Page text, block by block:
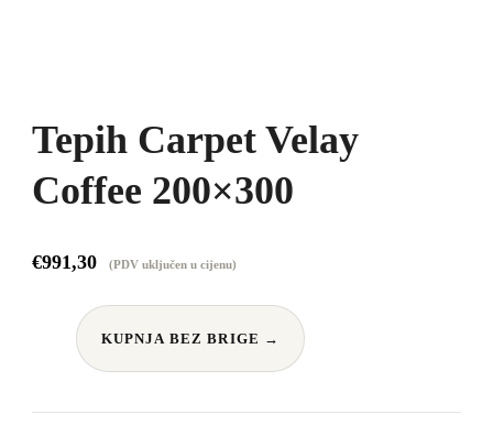
Tepih Carpet Velay
Coffee 200×300
€991,30 (PDV uključen u cijenu)
KUPNJA BEZ BRIGE →